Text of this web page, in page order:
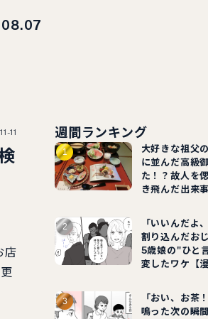
08.07
11
店
週間ランキング
大好きな祖父
に並んだ高級
た！？故人を
き飛んだ出来事
「いいんだよ
割り込んだお
5歳娘の"ひと
変したワケ【漫
「おい、お茶
鳴った次の瞬